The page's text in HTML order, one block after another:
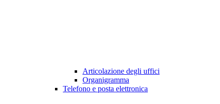
Articolazione degli uffici
Organigramma
Telefono e posta elettronica